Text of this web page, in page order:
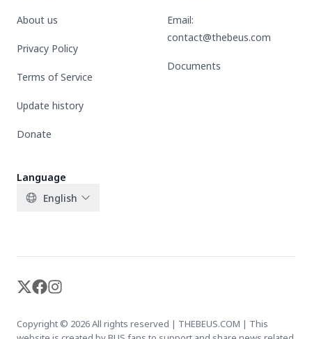
About us
Privacy Policy
Terms of Service
Update history
Donate
Email:
contact@thebeus.com
Documents
Language
English
X-twitter
Facebook
Instagram
Copyright © 2026 All rights reserved | THEBEUS.COM | This